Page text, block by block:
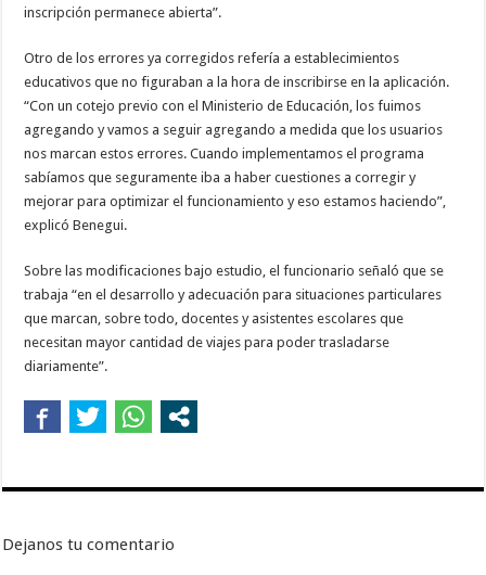
inscripción permanece abierta”.
Otro de los errores ya corregidos refería a establecimientos
educativos que no figuraban a la hora de inscribirse en la aplicación.
“Con un cotejo previo con el Ministerio de Educación, los fuimos
agregando y vamos a seguir agregando a medida que los usuarios
nos marcan estos errores. Cuando implementamos el programa
sabíamos que seguramente iba a haber cuestiones a corregir y
mejorar para optimizar el funcionamiento y eso estamos haciendo”,
explicó Benegui.
Sobre las modificaciones bajo estudio, el funcionario señaló que se
trabaja “en el desarrollo y adecuación para situaciones particulares
que marcan, sobre todo, docentes y asistentes escolares que
necesitan mayor cantidad de viajes para poder trasladarse
diariamente”.
Dejanos tu comentario